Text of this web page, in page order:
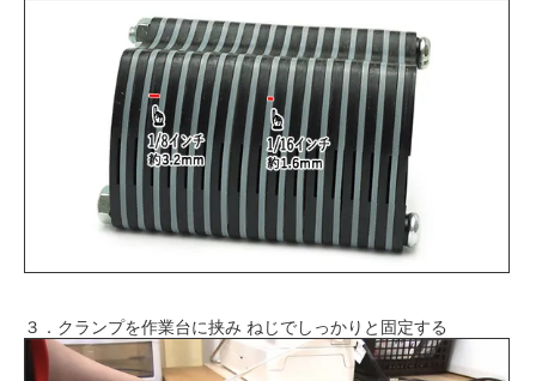
３．クランプを作業台に挟み ねじでしっかりと固定する